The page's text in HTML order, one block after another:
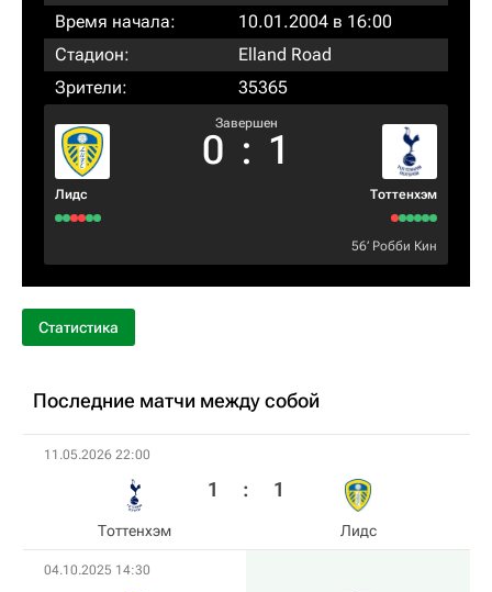
Время начала:
10.01.2004 в 16:00
Стадион:
Elland Road
Зрители:
35365
Лидс
Завершен
0 : 1
Тоттенхэм
56‎’‎ Робби Кин
Статистика
Последние матчи между собой
11.05.2026 22:00
Тоттенхэм
1 : 1
Лидс
04.10.2025 14:30